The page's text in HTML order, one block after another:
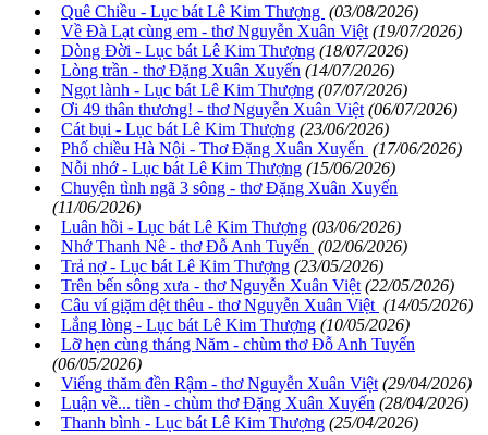
Quê Chiều - Lục bát Lê Kim Thượng (03/08/2026)
Về Đà Lạt cùng em - thơ Nguyễn Xuân Việt (19/07/2026)
Dòng Đời - Lục bát Lê Kim Thượng (18/07/2026)
Lòng trần - thơ Đặng Xuân Xuyến (14/07/2026)
Ngọt lành - Lục bát Lê Kim Thượng (07/07/2026)
Ơi 49 thân thương! - thơ Nguyễn Xuân Việt (06/07/2026)
Cát bụi - Lục bát Lê Kim Thượng (23/06/2026)
Phố chiều Hà Nội - Thơ Đặng Xuân Xuyến (17/06/2026)
Nỗi nhớ - Lục bát Lê Kim Thượng (15/06/2026)
Chuyện tình ngã 3 sông - thơ Đặng Xuân Xuyến
(11/06/2026)
Luân hồi - Lục bát Lê Kim Thượng (03/06/2026)
Nhớ Thanh Nê - thơ Đỗ Anh Tuyến (02/06/2026)
Trả nợ - Lục bát Lê Kim Thượng (23/05/2026)
Trên bến sông xưa - thơ Nguyễn Xuân Việt (22/05/2026)
Câu ví giặm dệt thêu - thơ Nguyễn Xuân Việt (14/05/2026)
Lắng lòng - Lục bát Lê Kim Thượng (10/05/2026)
Lỡ hẹn cùng tháng Năm - chùm thơ Đỗ Anh Tuyến
(06/05/2026)
Viếng thăm đền Rậm - thơ Nguyễn Xuân Việt (29/04/2026)
Luận về... tiền - chùm thơ Đặng Xuân Xuyến (28/04/2026)
Thanh bình - Lục bát Lê Kim Thượng (25/04/2026)